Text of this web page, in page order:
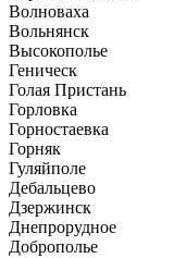
Волноваха
Вольнянск
Высокополье
Геническ
Голая Пристань
Горловка
Горностаевка
Горняк
Гуляйполе
Дебальцево
Дзержинск
Днепрорудное
Доброполье